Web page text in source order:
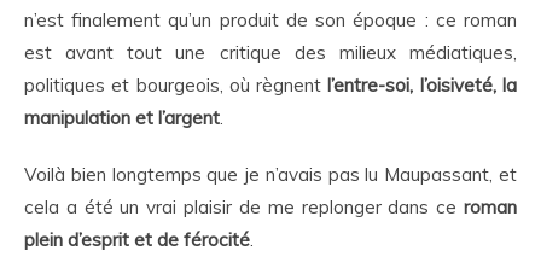
n’est finalement qu’un produit de son époque : ce roman
est avant tout une critique des milieux médiatiques,
politiques et bourgeois, où règnentl’entre-soi, l’oisiveté, la
manipulation et l’argent.
Voilà bien longtemps que je n’avais pas lu Maupassant, et
cela a été un vrai plaisir de me replonger dans ce roman
plein d’esprit et de férocité.